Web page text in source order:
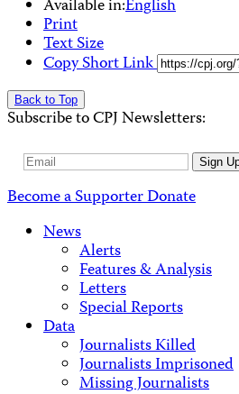
Available in:English
Print
Text Size
Copy Short Link
Back to Top
Subscribe to CPJ Newsletters:
Email
Sign
Become a SupporterDonate
News
Alerts
Features & Analysis
Letters
Special Reports
Data
Journalists Killed
Journalists Imprisoned
Missing Journalists